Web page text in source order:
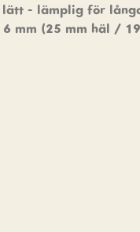
- lämplig för
6 mm (25 mm häl /